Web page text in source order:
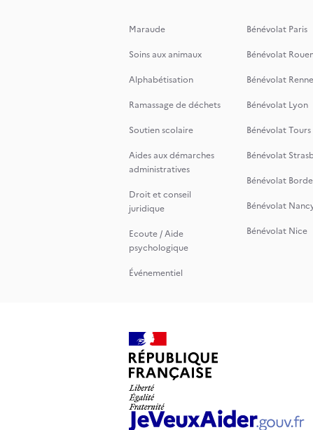
Maraude
Soins aux animaux
Alphabétisation
Ramassage de déchets
Soutien scolaire
Aides aux démarches
administratives
Droit et conseil
juridique
Ecoute / Aide
psychologique
Événementiel
Bénévolat Paris
Bénévolat
Bénévolat
Bénévolat Lyon
Bénévolat Tours
Bénévolat
Bénévolat
Bénévolat
Bénévolat Nice